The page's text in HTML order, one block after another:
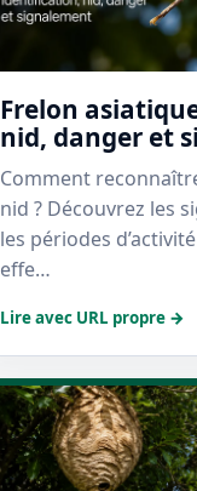
Frelon
nid, danger et
Comment
nid ? Découvrez les
les périodes
effe…
Lire avec URL propre →